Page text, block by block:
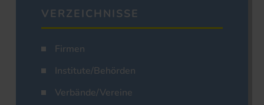
VERZEICHNISSE
Firmen
Institute/Behörden
Verbände/Vereine